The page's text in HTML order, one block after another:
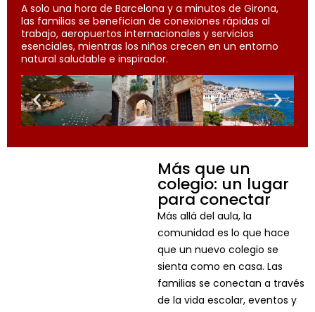
A solo una hora de Barcelona y a minutos de Girona,
las familias se benefician de conexiones rápidas al
trabajo, aeropuertos internacionales y servicios
esenciales, mientras los niños crecen en un entorno
natural saludable e inspirador.
Más que un
colegio: un lugar
para conectar
Más allá del aula, la
comunidad es lo que hace
que un nuevo colegio se
sienta como en casa. Las
familias se conectan a través
de la vida escolar, eventos y